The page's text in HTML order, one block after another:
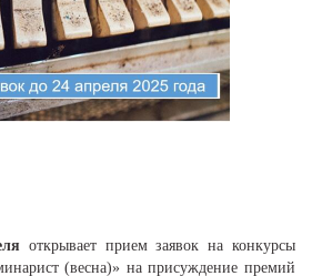
открывает прием заявок на конкурсы
(весна)» на присуждение премий